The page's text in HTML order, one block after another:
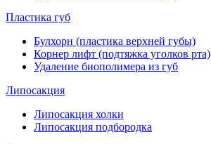
Пластика губ
Булхорн (пластика верхней губы)
Корнер лифт (подтяжка уголков рта)
Удаление биополимера из губ
Липосакция
Липосакция холки
Липосакция подбородка